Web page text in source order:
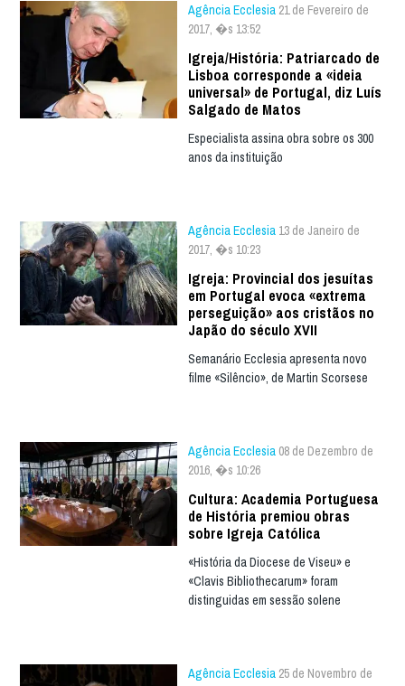
Agência Ecclesia 21 de Fevereiro de
2017, �s 13:52
Igreja/História: Patriarcado de
Lisboa corresponde a «ideia
universal» de Portugal, diz Luís
Salgado de Matos
Especialista assina obra sobre os 300
anos da instituição
Agência Ecclesia 13 de Janeiro de
2017, �s 10:23
Igreja: Provincial dos jesuítas
em Portugal evoca «extrema
perseguição» aos cristãos no
Japão do século XVII
Semanário Ecclesia apresenta novo
filme «Silêncio», de Martin Scorsese
Agência Ecclesia 08 de Dezembro de
2016, �s 10:26
Cultura: Academia Portuguesa
de História premiou obras
sobre Igreja Católica
«História da Diocese de Viseu» e
«Clavis Bibliothecarum» foram
distinguidas em sessão solene
Agência Ecclesia 25 de Novembro de